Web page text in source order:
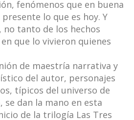
fenómenos que en buena
lo que es hoy. Y
no tanto de los hechos
que lo vivieron quienes
de maestría narrativa y
del autor, personajes
típicos del universo de
se dan la mano en esta
de la trilogía Las Tres